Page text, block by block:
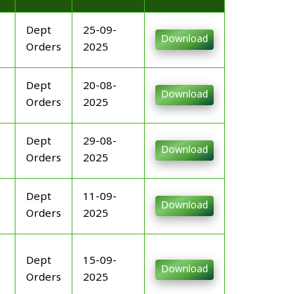
Dept
Orders
25-09-
2025
Download
Dept
Orders
20-08-
2025
Download
Dept
Orders
29-08-
2025
Download
Dept
Orders
11-09-
2025
Download
Dept
Orders
15-09-
2025
Download